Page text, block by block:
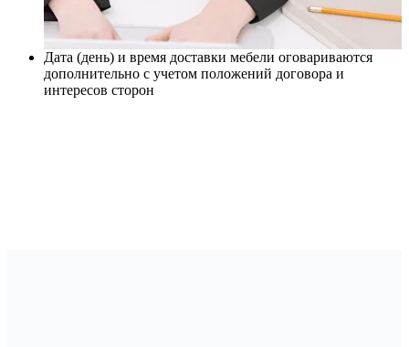
Дата (день) и время доставки мебели оговариваются
дополнительно с учетом положений договора и
интересов сторон